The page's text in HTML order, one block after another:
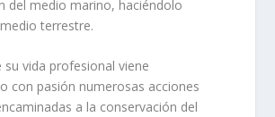
del medio marino, haciéndolo
terrestre.
su vida profesional viene
con pasión numerosas acciones
a la conservación del